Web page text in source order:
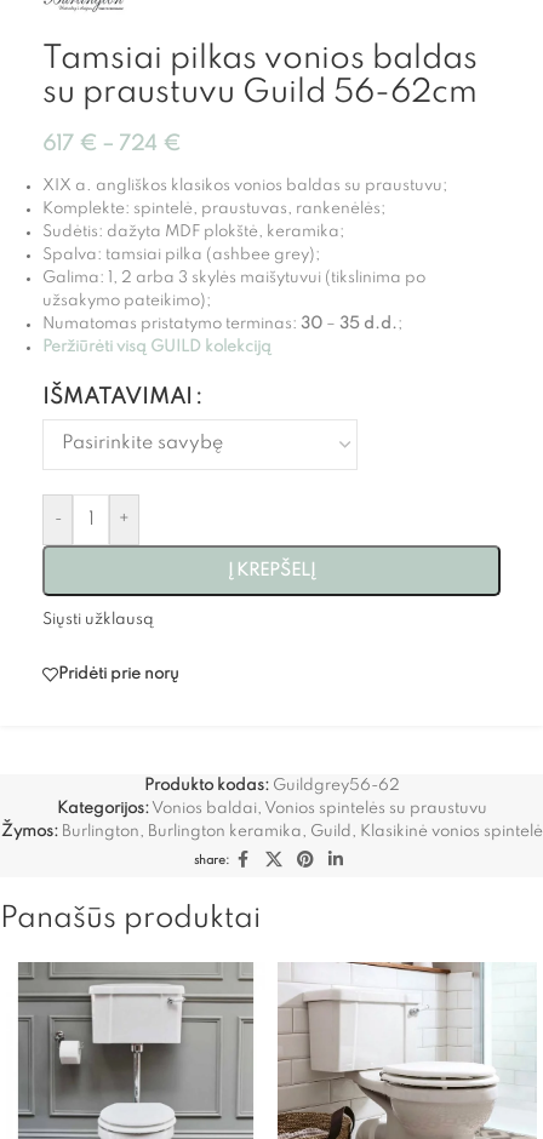
Tamsiai pilkas vonios baldas
su praustuvu Guild 56-62cm
617 € – 724 €
XIX a. angliškos klasikos vonios baldas su praustuvu;
Komplekte: spintelė, praustuvas, rankenėlės;
Sudėtis: dažyta MDF plokštė, keramika;
Spalva: tamsiai pilka (ashbee grey);
Galima: 1, 2 arba 3 skylės maišytuvui (tikslinima po
užsakymo pateikimo);
Numatomas pristatymo terminas: 30 – 35 d.d.;
Peržiūrėti visą GUILD kolekciją
IŠMATAVIMAI
- +
Į KREPŠELĮ
Siųsti užklausą
Pridėti prie norų
Produkto kodas: Guildgrey56-62
Kategorijos: Vonios baldai, Vonios spintelės su praustuvu
Žymos: Burlington, Burlington keramika, Guild , Klasikinė vonios spintelė
share:
Panašūs produktai